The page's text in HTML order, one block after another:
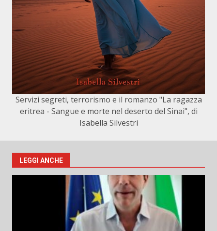
Servizi segreti, terrorismo e il romanzo "La ragazza
eritrea - Sangue e morte nel deserto del Sinai", di
Isabella Silvestri
LEGGI ANCHE